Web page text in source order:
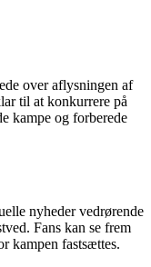
over aflysningen af
til at konkurrere på
kampe og forberede
nyheder vedrørende
Fans kan se frem
kampen fastsættes.